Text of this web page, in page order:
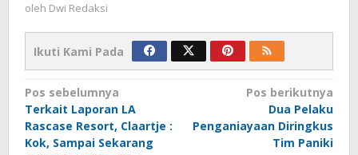
oleh Dwi Redaksi
Ikuti Kami Pada
Navigasi
pos
Pos sebelumnya
Terkait Laporan LA
Rascase Resort, Claartje :
Kok, Sampai Sekarang
Pos berikutnya
Dua Pelaku
Penganiayaan Diringkus
Tim Paniki